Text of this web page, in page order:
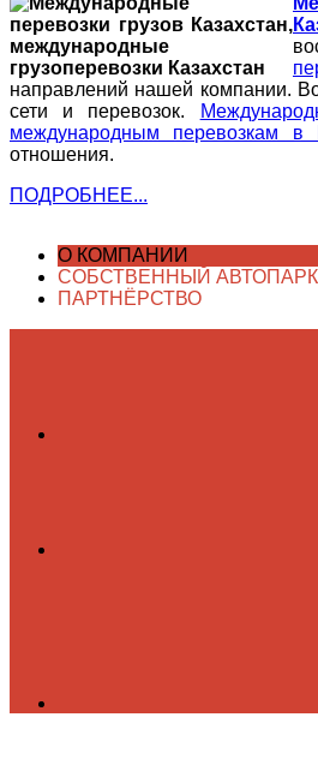
направлений нашей компании.
сети и перевозок.
международным перевозкам в
отношения.
ПОДРОБНЕЕ...
О КОМПАНИИ
СОБСТВЕННЫЙ АВТОПАРК
ПАРТНЁРСТВО